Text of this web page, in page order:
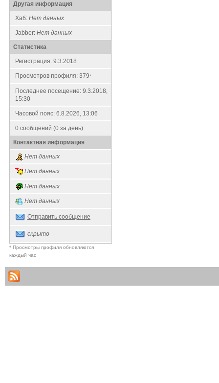
Другая информация
Хаб: Нет данных
Jabber: Нет данных
Статистика
Регистрация: 9.3.2018
Просмотров профиля: 379*
Последнее посещение: 9.3.2018,
15:30
Часовой пояс: 6.8.2026, 13:06
0 сообщений (0 за день)
Контактная информация
Нет данных
Нет данных
Нет данных
Нет данных
Отправить сообщение
скрыто
* Просмотры профиля обновляются
каждый час